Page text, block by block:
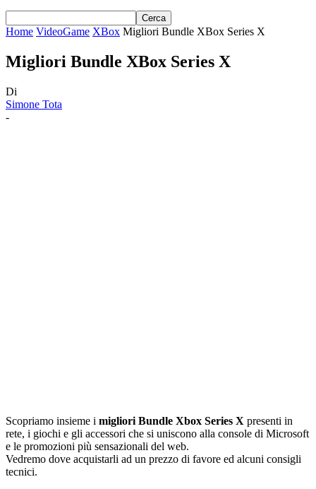
Home VideoGame XBox Migliori Bundle XBox Series X
Migliori Bundle XBox Series X
Di
Simone Tota
-
Scopriamo insieme i migliori Bundle Xbox Series X presenti in
rete, i giochi e gli accessori che si uniscono alla console di Microsoft
e le promozioni più sensazionali del web.
Vedremo dove acquistarli ad un prezzo di favore ed alcuni consigli
tecnici.